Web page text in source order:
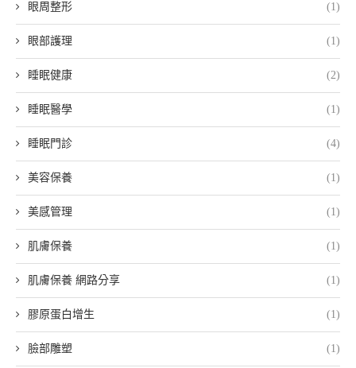
眼周整形 (1)
眼部護理 (1)
睡眠健康 (2)
睡眠醫學 (1)
睡眠門診 (4)
美容保養 (1)
美感管理 (1)
肌膚保養 (1)
肌膚保養 網路分享 (1)
膠原蛋白增生 (1)
臉部雕塑 (1)